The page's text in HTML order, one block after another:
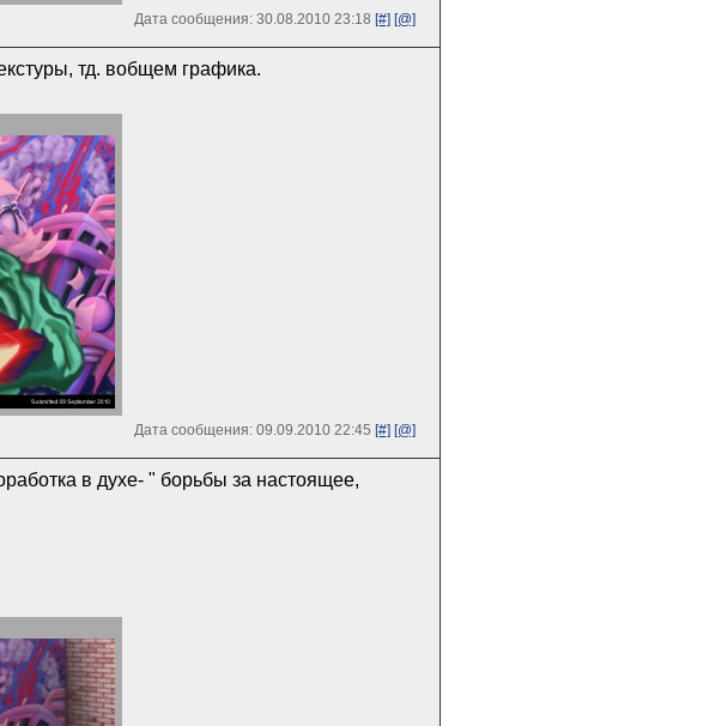
Дата сообщения: 30.08.2010 23:18 [#] [@]
тд. вобщем графика.
Дата сообщения: 09.09.2010 22:45 [#] [@]
в духе- " борьбы за настоящее,